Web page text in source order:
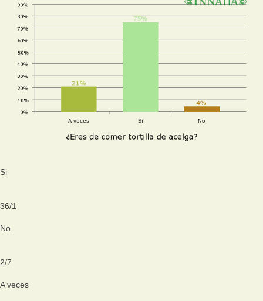
Si
36/1
No
2/7
A veces